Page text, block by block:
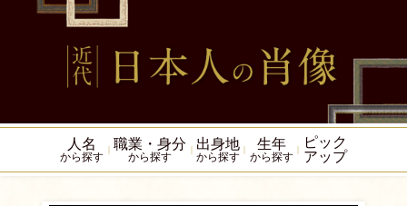
人名
から探す
職業・身分
から探す
出身地
から探す
生年
から探す
ピック
アップ